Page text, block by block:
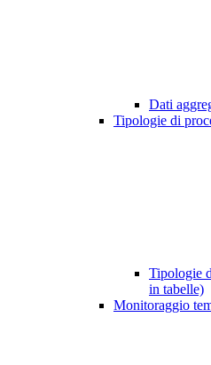
Dati
Tipologie di
Tipologie
in tabelle)
Monitoraggio